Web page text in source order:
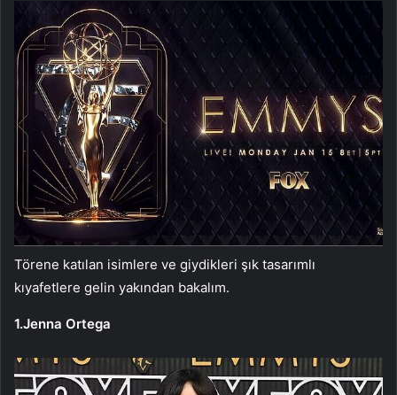
Törene katılan isimlere ve giydikleri şık tasarımlı
kıyafetlere gelin yakından bakalım.
1.Jenna Ortega